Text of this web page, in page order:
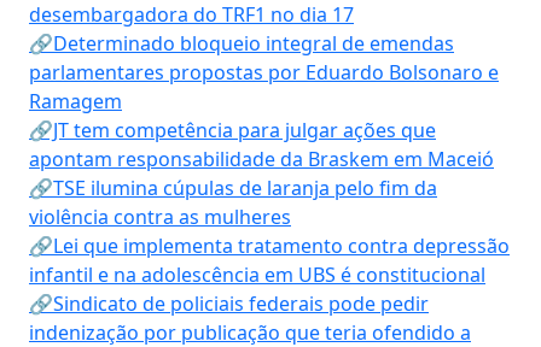
desembargadora do TRF1 no dia 17
🔗Determinado bloqueio integral de emendas
parlamentares propostas por Eduardo Bolsonaro e
Ramagem
🔗JT tem competência para julgar ações que
apontam responsabilidade da Braskem em Maceió
🔗TSE ilumina cúpulas de laranja pelo fim da
violência contra as mulheres
🔗Lei que implementa tratamento contra depressão
infantil e na adolescência em UBS é constitucional
🔗Sindicato de policiais federais pode pedir
indenização por publicação que teria ofendido a